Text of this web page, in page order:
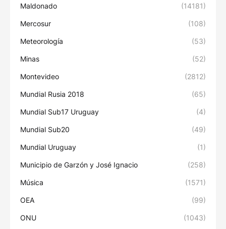
Maldonado (14181)
Mercosur (108)
Meteorología (53)
Minas (52)
Montevideo (2812)
Mundial Rusia 2018 (65)
Mundial Sub17 Uruguay (4)
Mundial Sub20 (49)
Mundial Uruguay (1)
Municipio de Garzón y José Ignacio (258)
Música (1571)
OEA (99)
ONU (1043)